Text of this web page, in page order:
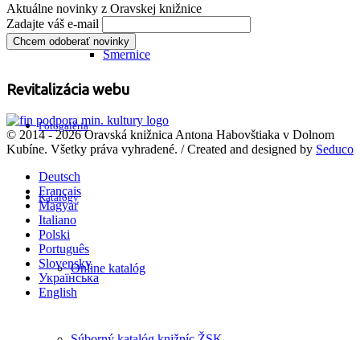
Smernice
Fotogaléria
Katalógy
Online katalóg
Aktuálne novinky z Oravskej knižnice
Zadajte váš e-mail
Revitalizácia webu
© 2014 - 2026 Oravská knižnica Antona Habovštiaka v Dolnom
Kubíne. Všetky práva vyhradené. / Created and designed by Seduco
Deutsch
Français
Magyar
Italiano
Polski
Português
Slovensky
Українська
English